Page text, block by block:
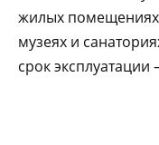
жилых
музеях и
срок эксплуатации